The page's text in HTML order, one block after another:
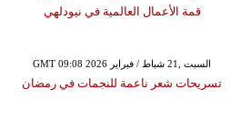
قمة الأعمال العالمية في نيودلهي
GMT 09:08 2026 السبت ,21 شباط / فبراير
تسريحات شعر ناعمة للنجمات في رمضان